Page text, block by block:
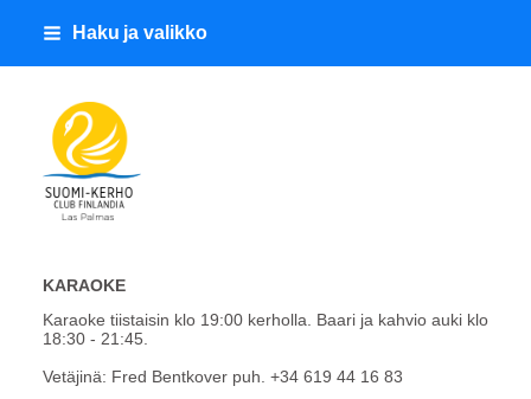
sivun
Haku ja valikko
Suomi-Kerho Club Finlandia
KARAOKE
Karaoke tiistaisin klo 19:00 kerholla. Baari ja kahvio auki klo
18:30 - 21:45.
Vetäjinä: Fred Bentkover puh. +34 619 44 16 83